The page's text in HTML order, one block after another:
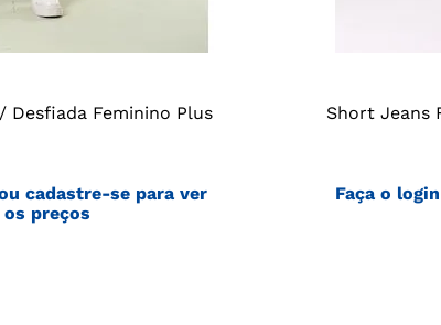
Desfiada Feminino Plus
cadastre-se para ver
os preços
Short Jeans
Faça o